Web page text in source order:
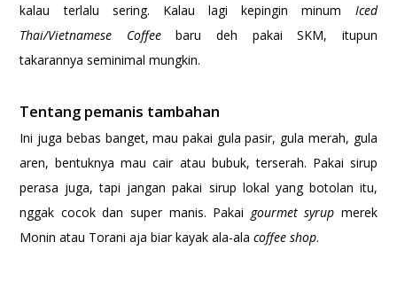
kalau terlalu sering. Kalau lagi kepingin minum Iced
Thai/Vietnamese Coffeebaru deh pakai SKM, itupun
takarannya seminimal mungkin.
Tentang pemanis tambahan
Ini juga bebas banget, mau pakai gula pasir, gula merah, gula
aren, bentuknya mau cair atau bubuk, terserah. Pakai sirup
perasa juga, tapi jangan pakai sirup lokal yang botolan itu,
nggak cocok dan super manis. Pakai gourmet syrup merek
Monin atau Torani aja biar kayak ala-alacoffee shop.